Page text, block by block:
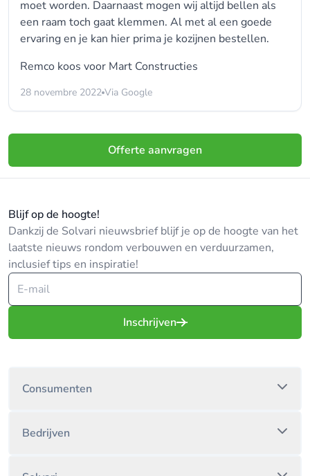
moet worden. Daarnaast mogen wij altijd bellen als
een raam toch gaat klemmen. Al met al een goede
ervaring en je kan hier prima je kozijnen bestellen.
Remco koos voor Mart Constructies
28 novembre 2022 Via Google
Offerte aanvragen
Blijf op de hoogte!
Dankzij de Solvari nieuwsbrief blijf je op de hoogte van het
laatste nieuws rondom verbouwen en verduurzamen,
inclusief tips en inspiratie!
Inschrijven
Consumenten
Bedrijven